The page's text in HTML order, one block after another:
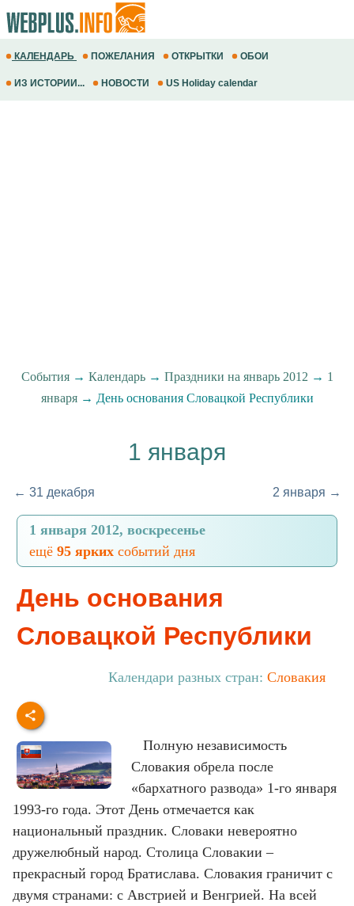
КАЛЕНДАРЬ ПОЖЕЛАНИЯ ОТКРЫТКИ ОБОИ
ИЗ ИСТОРИИ... НОВОСТИ US Holiday calendar
События→ Календарь→ Праздники на январь 2012 → 1
января→ День основания Словацкой Республики
1 января
← 31 декабря 2 января →
1 января 2012, воскресенье
ещё 95 ярких событий дня
День основания
Словацкой Республики
Календари разных стран: Словакия
Полную независимость
Словакия обрела после
«бархатного развода» 1-го января
1993-го года. Этот День отмечается как
национальный праздник. Словаки невероятно
дружелюбный народ. Столица Словакии –
прекрасный город Братислава. Словакия граничит с
двумя странами: с Австрией и Венгрией. На всей